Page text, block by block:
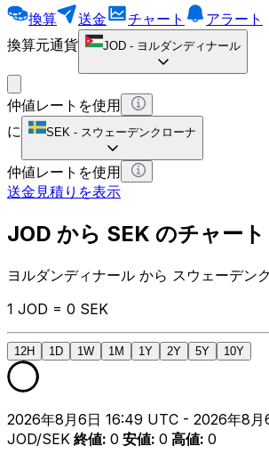
換算 送金 チャート
アラート
換算元通貨
JOD - ヨルダンディナール
仲値レートを使用
に
SEK - スウェーデンクローナ
仲値レートを使用
送金見積りを表示
JOD から SEK のチャート
ヨルダンディナール から スウェーデン
1 JOD = 0 SEK
12H 1D 1W 1M 1Y 2Y 5Y 10Y
2026年8月6日 16:49 UTC - 2026年8
JOD/SEK 終値: 0 安値: 0 高値: 0